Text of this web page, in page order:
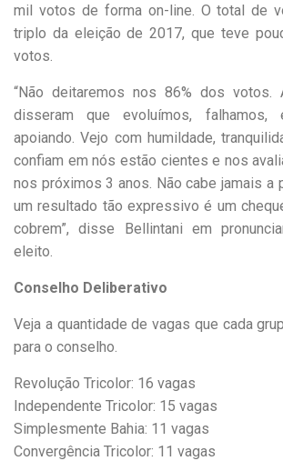
mil votos de forma on-line. O total de
triplo da eleição de 2017, que teve
votos.
“Não deitaremos nos 86% dos votos.
disseram que evoluímos, falhamos,
apoiando. Vejo com humildade,
confiam em nós estão cientes e nos
nos próximos 3 anos. Não cabe jamais a
um resultado tão expressivo é um
cobrem”, disse Bellintani em
eleito.
Conselho Deliberativo
Veja a quantidade de vagas que cada
para o conselho.
Revolução Tricolor: 16 vagas
Independente Tricolor: 15 vagas
Simplesmente Bahia: 11 vagas
Convergência Tricolor: 11 vagas